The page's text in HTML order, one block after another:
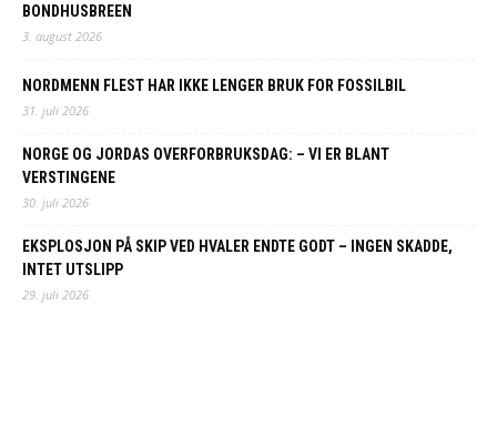
BONDHUSBREEN
3. august 2026
NORDMENN FLEST HAR IKKE LENGER BRUK FOR FOSSILBIL
31. juli 2026
NORGE OG JORDAS OVERFORBRUKSDAG: – VI ER BLANT
VERSTINGENE
30. juli 2026
EKSPLOSJON PÅ SKIP VED HVALER ENDTE GODT – INGEN SKADDE,
INTET UTSLIPP
29. juli 2026